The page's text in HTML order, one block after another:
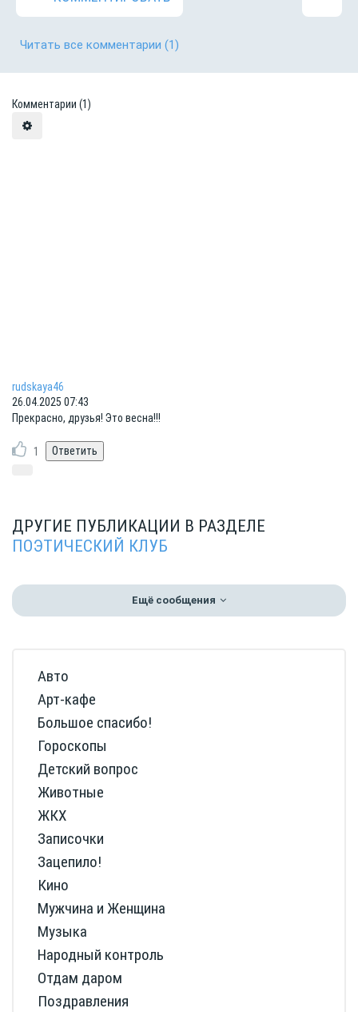
Читать все комментарии (1)
Комментарии (1)
rudskaya46
26.04.2025 07:43
Прекрасно, друзья! Это весна!!!
1
ДРУГИЕ ПУБЛИКАЦИИ В РАЗДЕЛЕ
ПОЭТИЧЕСКИЙ КЛУБ
Ещё сообщения
Авто
Арт-кафе
Большое спасибо!
Гороскопы
Детский вопрос
Животные
ЖКХ
Записочки
Зацепило!
Кино
Мужчина и Женщина
Музыка
Народный контроль
Отдам даром
Поздравления